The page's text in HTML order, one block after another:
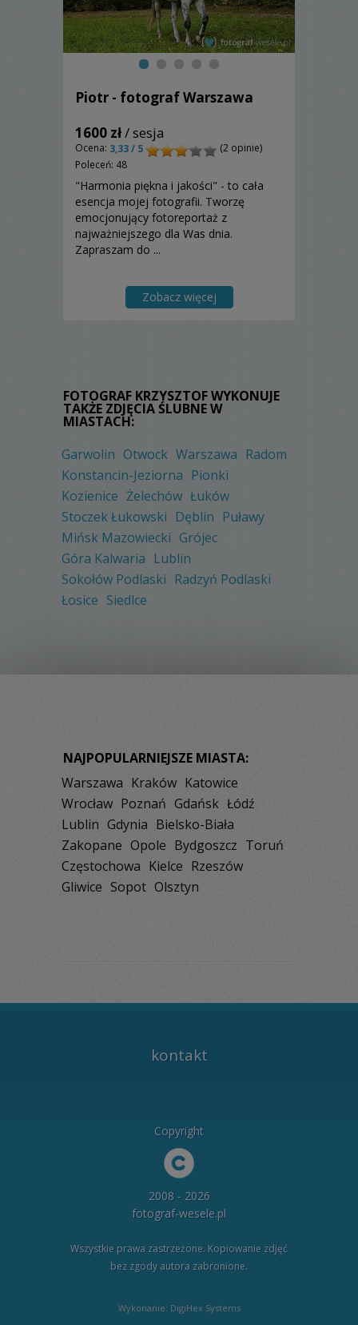
Piotr - fotograf Warszawa
1600 zł/ sesja
Ocena: 3,33 / 5
(2 opinie)
Poleceń: 48
"Harmonia piękna i jakości" - to cała
esencja mojej fotografii. Tworzę
emocjonujący fotoreportaż z
najważniejszego dla Was dnia.
Zapraszam do ...
Zobacz więcej
FOTOGRAF KRZYSZTOF WYKONUJE
TAKŻE ZDJĘCIA ŚLUBNE W
MIASTACH:
Garwolin Otwock Warszawa Radom
Konstancin-Jeziorna Pionki
Kozienice Żelechów Łuków
Stoczek Łukowski Dęblin Puławy
Mińsk Mazowiecki Grójec
Góra Kalwaria Lublin
Sokołów Podlaski Radzyń Podlaski
Łosice Siedlce
NAJPOPULARNIEJSZE MIASTA:
Warszawa Kraków Katowice
Wrocław Poznań Gdańsk Łódź
Lublin Gdynia Bielsko-Biała
Zakopane Opole Bydgoszcz Toruń
Częstochowa Kielce Rzeszów
Gliwice Sopot Olsztyn
kontakt
Copyright
2008 - 2026
fotograf-wesele.pl
Wszystkie prawa zastrzeżone. Kopiowanie zdjęć
bez zgody autora zabronione.
Wykonanie: DigiHex Systems